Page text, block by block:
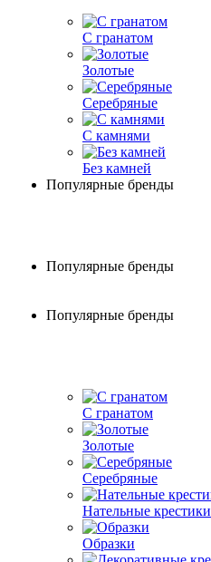
С гранатом
Золотые
Серебряные
С камнями
Без камней
Популярные бренды
Популярные бренды
Популярные бренды
С гранатом
Золотые
Серебряные
Нательные крестики
Образки